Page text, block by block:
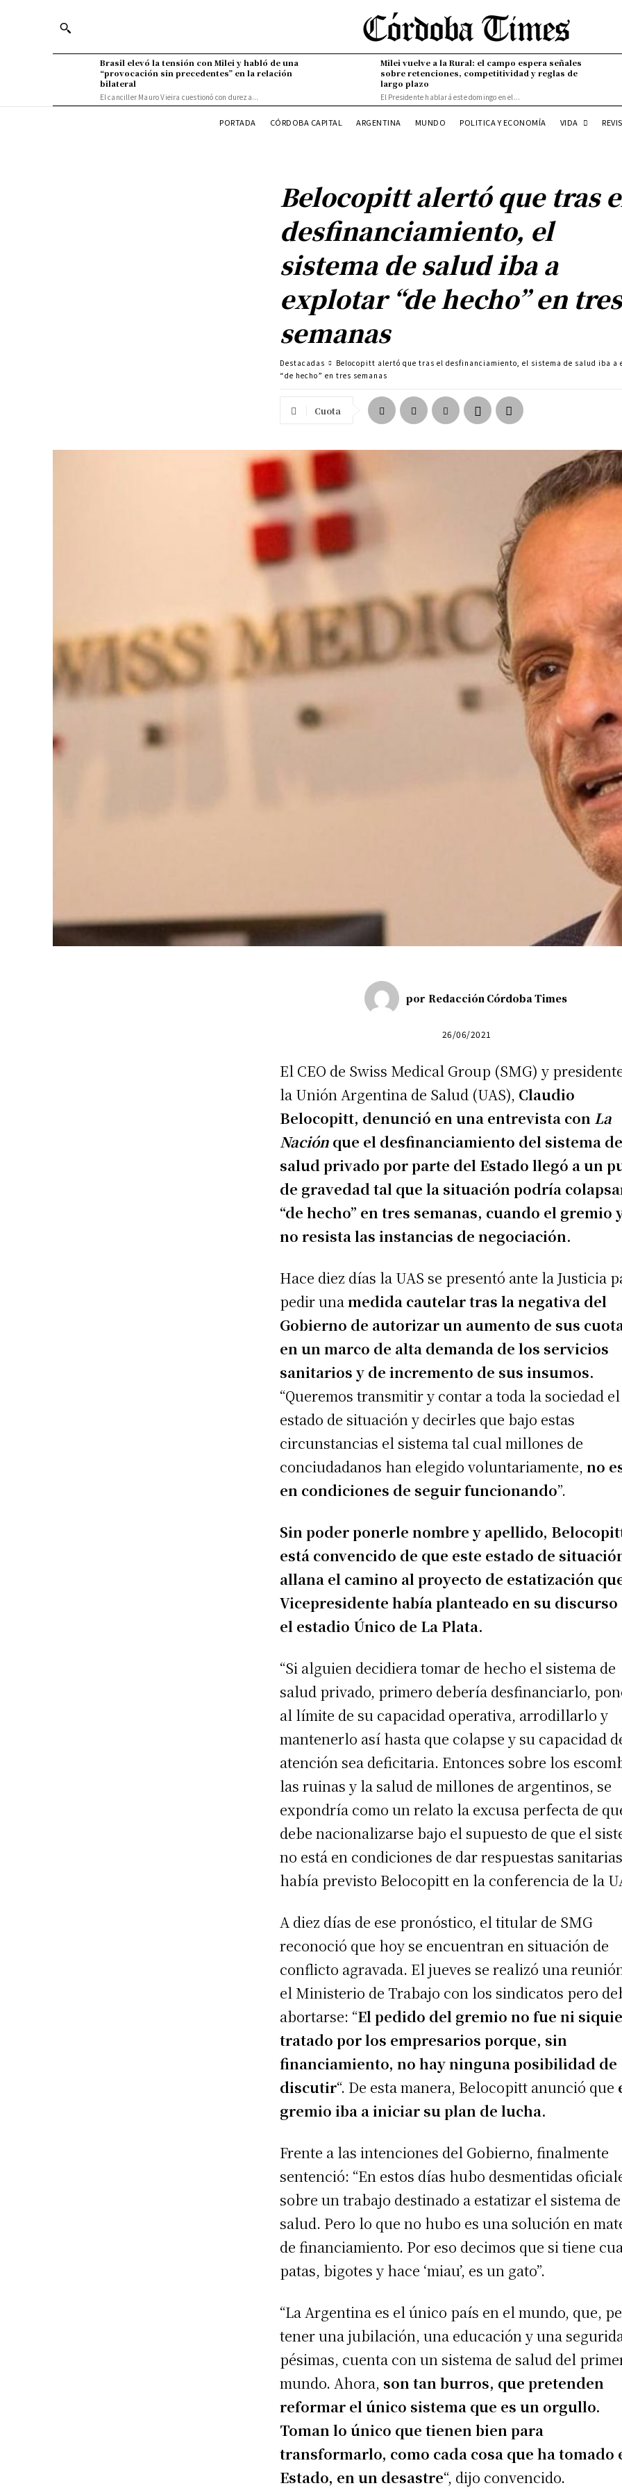
Brasil elevó la tensión con Milei y habló de una
“provocación sin precedentes” en la relación
bilateral
El canciller Mauro Vieira cuestionó con dureza...
Milei vuelve a la Rural: el campo espera señales
sobre retenciones, competitividad y reglas de
largo plazo
El Presidente hablará este domingo en el...
PORTADA CÓRDOBA CAPITAL ARGENTINA MUNDO POLITICA Y ECONOMÍA VIDA
Belocopitt alertó que tras
desfinanciamiento, el
sistema de salud iba a
explotar “de hecho” en tres
semanas
Destacadas
Belocopitt alertó que tras el desfinanciamiento, el sistema de salud iba a
“de hecho” en tres semanas
Cuota
por Redacción Córdoba Times
26/06/2021
El CEO de Swiss Medical Group (SMG) y
la Unión Argentina de Salud (UAS), Claudio
Belocopitt, denunció en una entrevista con La
Nación que el desfinanciamiento del sistema de
salud privado por parte del Estado llegó a un
de gravedad tal que la situación podría
“de hecho” en tres semanas, cuando el gremio
no resista las instancias de negociación.
Hace diez días la UAS se presentó ante la Justicia
pedir unamedida cautelar tras la negativa del
Gobierno de autorizar un aumento de sus
en un marco de alta demanda de los servicios
sanitarios y de incremento de sus insumos.
“Queremos transmitir y contar a toda la sociedad el
estado de situación y decirles que bajo estas
circunstancias el sistema tal cual millones de
conciudadanos han elegido voluntariamente,no
en condiciones de seguir funcionando”.
Sin poder ponerle nombre y apellido,
está convencido de que este estado de
allana el camino al proyecto de estatización
Vicepresidente había planteado en su discurso
el estadio Único de La Plata.
“Si alguien decidiera tomar de hecho el sistema de
salud privado, primero debería desfinanciarlo,
al límite de su capacidad operativa, arrodillarlo y
mantenerlo así hasta que colapse y su capacidad
atención sea deficitaria. Entonces sobre los
las ruinas y la salud de millones de argentinos, se
expondría como un relato la excusa perfecta de
debe nacionalizarse bajo el supuesto de que el
no está en condiciones de dar respuestas
había previsto Belocopitt en la conferencia de la
A diez días de ese pronóstico, el titular de SMG
reconoció que hoy se encuentran en situación de
conflicto agravada. El jueves se realizó una
el Ministerio de Trabajo con los sindicatos pero
abortarse: “El pedido del gremio no fue ni
tratado por los empresarios porque, sin
financiamiento, no hay ninguna posibilidad de
discutir“. De esta manera, Belocopitt anunció que
gremio iba a iniciar su plan de lucha.
Frente a las intenciones del Gobierno, finalmente
sentenció: “En estos días hubo desmentidas
sobre un trabajo destinado a estatizar el sistema de
salud. Pero lo que no hubo es una solución en
de financiamiento. Por eso decimos que si tiene
patas, bigotes y hace ‘miau’, es un gato”.
“La Argentina es el único país en el mundo, que,
tener una jubilación, una educación y una
pésimas, cuenta con un sistema de salud del
mundo. Ahora, son tan burros, que pretenden
reformar el único sistema que es un orgullo.
Toman lo único que tienen bien para
transformarlo, como cada cosa que ha tomado
Estado, en un desastre“, dijo convencido.